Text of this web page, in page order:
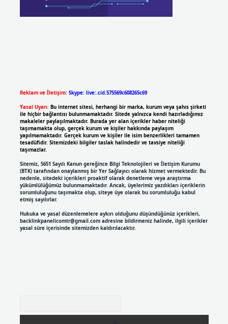
Reklam ve İletişim: Skype: live:.cid.575569c608265c69
Yasal Uyarı: Bu internet sitesi, herhangi bir marka, kurum veya şahıs şirketi
ile hiçbir bağlantısı bulunmamaktadır. Sitede yalnızca kendi hazırladığımız
makaleler paylaşılmaktadır. Burada yer alan içerikler haber niteliği
taşımamakta olup, gerçek kurum ve kişiler hakkında paylaşım
yapılmamaktadır. Gerçek kurum ve kişiler ile isim benzerlikleri tamamen
tesadüfidir. Sitemizdeki bilgiler taslak halindedir ve tavsiye niteliği
taşımazlar.
Sitemiz, 5651 Sayılı Kanun gereğince Bilgi Teknolojileri ve İletişim Kurumu
(BTK) tarafından onaylanmış bir Yer Sağlayıcı olarak hizmet vermektedir. Bu
nedenle, sitedeki içerikleri proaktif olarak denetleme veya araştırma
yükümlülüğümüz bulunmamaktadır. Ancak, üyelerimiz yazdıkları içeriklerin
sorumluluğunu taşımakta olup, siteye üye olarak bu sorumluluğu kabul
etmiş sayılırlar.
Hukuka ve yasal düzenlemelere aykırı olduğunu düşündüğünüz içerikleri,
backlinkpanelicomtr@gmail.comadresine bildirmeniz halinde, ilgili içerikler
yasal süre içerisinde sitemizden kaldırılacaktır.